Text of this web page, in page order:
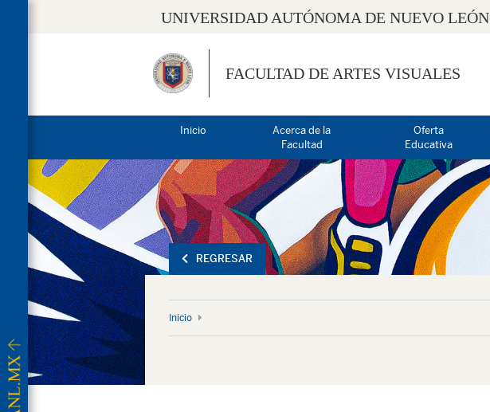
UNIVERSIDAD AUTÓNOMA DE NUEVO LEÓN
FACULTAD DE ARTES VISUALES
Inicio
Acerca de la
Facultad
Oferta
Educativa
REGRESAR
Inicio